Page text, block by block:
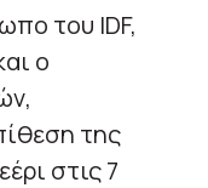
του IDF,
ο
της
στις 7